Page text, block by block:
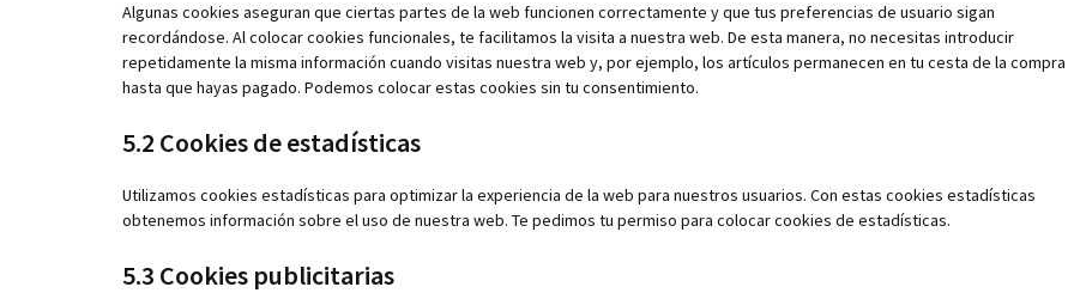
Algunas cookies aseguran que ciertas partes de la web funcionen correctamente y que tus preferencias de usuario sigan
recordándose. Al colocar cookies funcionales, te facilitamos la visita a nuestra web. De esta manera, no necesitas introducir
repetidamente la misma información cuando visitas nuestra web y, por ejemplo, los artículos permanecen en tu cesta de la compra
hasta que hayas pagado. Podemos colocar estas cookies sin tu consentimiento.
5.2 Cookies de estadísticas
Utilizamos cookies estadísticas para optimizar la experiencia de la web para nuestros usuarios. Con estas cookies estadísticas
obtenemos información sobre el uso de nuestra web. Te pedimos tu permiso para colocar cookies de estadísticas.
5.3 Cookies publicitarias